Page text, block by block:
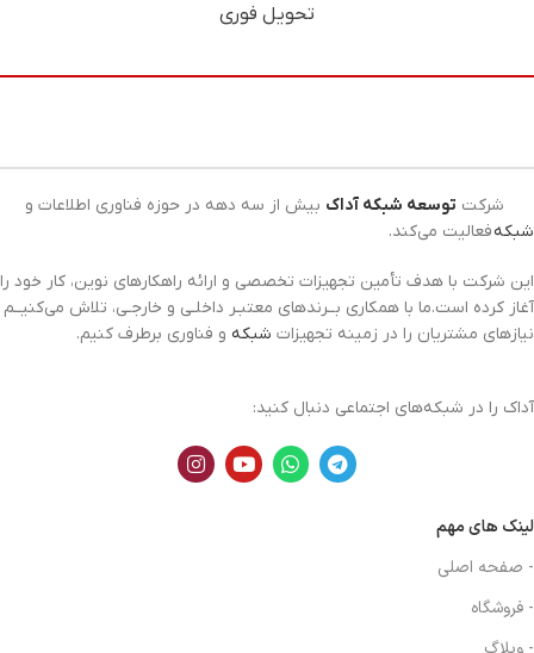
تحویل فوری
شرکت توسعه شبکه آداک بیش از سه دهه در حوزه فناوری اطلاعات و
شبکهفعالیت می‌کند.
این شرکت با هدف تأمین تجهیزات تخصصی و ارائه راهکارهای نوین، کار خود را
آغاز کرده است.ما با همکاری بــرندهای معتبـر داخلـی و خارجـی، تلاش می‌کنیــم
نیازهای مشتریان را در زمینه تجهیزات شبکه و فناوری برطرف کنیم.
آداک را در شبکه‌های اجتماعی دنبال کنید:
لینک های مهم
- صفحه اصلی
- فروشگاه